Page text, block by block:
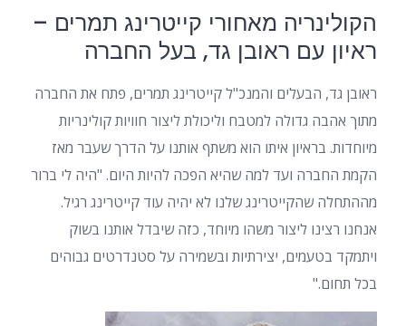
הקולינריה מאחורי קייטרינג תמרים –
ראיון עם ראובן גד, בעל החברה
ראובן גד, הבעלים והמנכ"ל קייטרינג תמרים, פתח את החברה
מתוך אהבה גדולה למטבח וליכולת ליצור חוויות קולינריות
מיוחדות. בראיון איתו הוא משתף אותנו על הדרך שעבר מאז
הקמת החברה ועד למה שהיא הפכה להיות היום. "היה לי ברור
מההתחלה שהקייטרינג שלנו לא יהיה עוד קייטרינג רגיל.
אנחנו רצינו ליצור משהו מיוחד, כזה שיבדל אותנו בשוק
ויתמקד בטעמים, יצירתיות ובשמירה על סטנדרטים גבוהים
בכל תחום."